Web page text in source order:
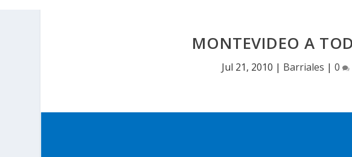
MONTEVIDEO A
Jul 21, 2010 | Barriales |0